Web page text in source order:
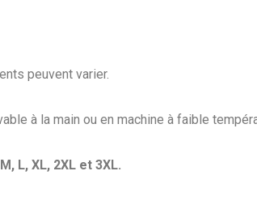
peuvent varier.
à la main ou en machine à faible
L, XL, 2XL et 3XL.